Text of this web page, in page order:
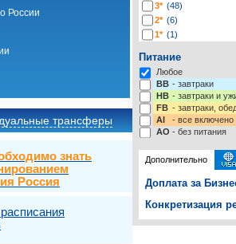
России
трансферы
знать
Россия
3* (48)
2* (6)
1* (1)
Питание
Любое
BB - завтраки
HB - завтраки и
FB - завтраки,
AI
- все включено
AO - без питания
Дополнительно
Доплата за
Конкретизация